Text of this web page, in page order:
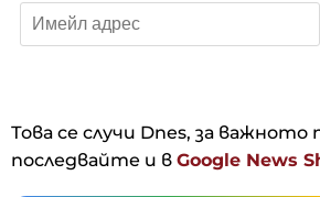
Това се случи Dnes, за важното
последвайте и в Google News